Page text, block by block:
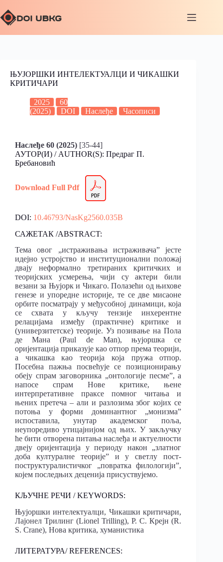
ЊУЈОРШКИ ИНТЕЛЕКТУАЛЦИ И ЧИКАШКИ
КРИТИЧАРИ
2025
60
(2025)
DOI Наслеђе Часописи
Наслеђе 60 (2025) [35-44]
АУТОР(И) / AUTHOR(S): Предраг П.
Бребановић
Download Full Pdf
DOI: 10.46793/NasKg2560.035B
САЖЕТАК /ABSTRACT:
Тема овог „истраживања истраживача” јесте
идејно устројство и институционални положај
двају неформално третираних критичких и
теоријских усмерења, чији су актери били
везани за Њујорк и Чикаго. Полазећи од њихове
генезе и упоредне историје, те се две мисаоне
орбите посматрају у међусобној динамици, која
се схвата у кључу тензије инхерентне
релацијама између (практичне) критике и
(универзитетске) теорије. Уз позивање на Пола
де Мана (Paul de Man), њујоршка се
оријентација приказује као отпор према теорији,
а чикашка као теорија која пружа отпор.
Посебна пажња посвећује се позиционирању
обеју спрам заговорника „онтологије песме”, а
напосе спрам Нове критике, њене
интерпретативне праксе помног читања и
њених претеча – али и разлозима због којих се
потоња у форми доминантног „монизма”
испоставила, унутар академског поља,
неупоредиво утицајнијом од њих. У закључку
ће бити отворена питања наслеђа и актуелности
двеју оријентација у периоду након „златног
доба културалне теорије” и у светлу пост-
поструктуралистичког „повратка филологији”,
којем последњих деценија присуствујемо.
КЉУЧНЕ РЕЧИ / KEYWORDS:
Њујоршки интелектуалци, Чикашки критичари,
Лајонел Трилинг (Lionel Trilling), Р. С. Крејн (R.
S. Crane), Нова критика, хуманистика
ЛИТЕРАТУРА/ REFERENCES: